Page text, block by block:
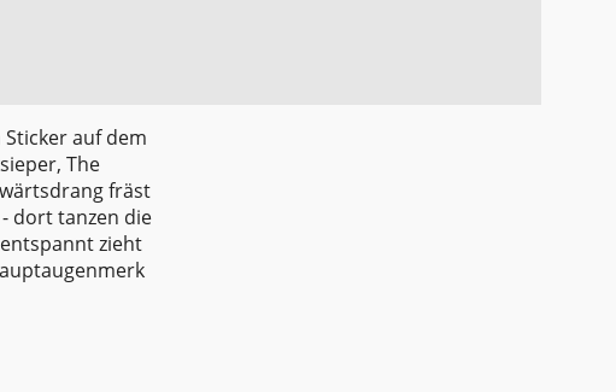
auf dem
The
fräst
- dort tanzen die
zieht